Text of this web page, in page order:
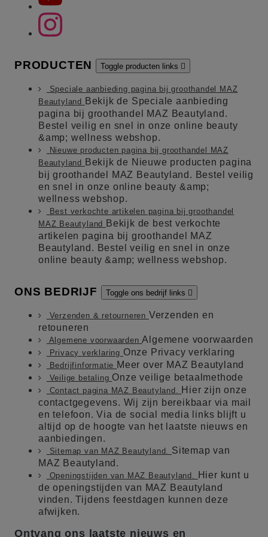
PRODUCTEN Toggle producten links 
Speciale aanbieding pagina bij groothandel MAZ
Beautyland
Bekijk de Speciale aanbieding
pagina bij groothandel MAZ Beautyland.
Bestel veilig en snel in onze online beauty
&amp; wellness webshop.
Nieuwe producten pagina bij groothandel MAZ
Beautyland
Bekijk de Nieuwe producten pagina
bij groothandel MAZ Beautyland. Bestel veilig
en snel in onze online beauty &amp;
wellness webshop.
Best verkochte artikelen pagina bij groothandel
MAZ Beautyland
Bekijk de best verkochte
artikelen pagina bij groothandel MAZ
Beautyland. Bestel veilig en snel in onze
online beauty &amp; wellness webshop.
ONS BEDRIJF Toggle ons bedrijf links 
Verzenden & retourneren Verzenden en
retouneren
Algemene voorwaardenAlgemene voorwaarden
Privacy verklaring Onze Privacy verklaring
Bedrijfinformatie Meer over MAZ Beautyland
Veilige betaling Onze veilige betaalmethode
Contact pagina MAZ Beautyland.
Hier zijn onze
contactgegevens. Wij zijn bereikbaar via mail
en telefoon. Via de social media links blijft u
altijd op de hoogte van het laatste nieuws en
aanbiedingen.
Sitemap van MAZ Beautyland. Sitemap van
MAZ Beautyland.
Openingstijden van MAZ Beautyland.
Hier kunt u
de openingstijden van MAZ Beautyland
vinden. Tijdens feestdagen kunnen deze
afwijken.
Ontvang ons laatste nieuws en